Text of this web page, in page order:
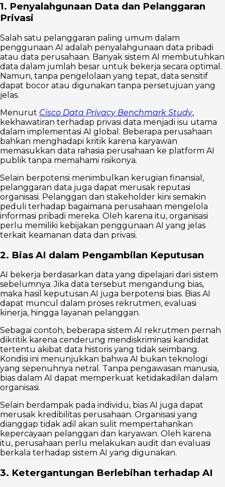
1. Penyalahgunaan Data dan Pelanggaran
Privasi
Salah satu pelanggaran paling umum dalam
penggunaan AI adalah penyalahgunaan data pribadi
atau data perusahaan. Banyak sistem AI membutuhkan
data dalam jumlah besar untuk bekerja secara optimal.
Namun, tanpa pengelolaan yang tepat, data sensitif
dapat bocor atau digunakan tanpa persetujuan yang
jelas.
Menurut Cisco Data Privacy Benchmark Study,
kekhawatiran terhadap privasi data menjadi isu utama
dalam implementasi AI global. Beberapa perusahaan
bahkan menghadapi kritik karena karyawan
memasukkan data rahasia perusahaan ke platform AI
publik tanpa memahami risikonya.
Selain berpotensi menimbulkan kerugian finansial,
pelanggaran data juga dapat merusak reputasi
organisasi. Pelanggan dan stakeholder kini semakin
peduli terhadap bagaimana perusahaan mengelola
informasi pribadi mereka. Oleh karena itu, organisasi
perlu memiliki kebijakan penggunaan AI yang jelas
terkait keamanan data dan privasi.
2. Bias AI dalam Pengambilan Keputusan
AI bekerja berdasarkan data yang dipelajari dari sistem
sebelumnya. Jika data tersebut mengandung bias,
maka hasil keputusan AI juga berpotensi bias. Bias AI
dapat muncul dalam proses rekrutmen, evaluasi
kinerja, hingga layanan pelanggan.
Sebagai contoh, beberapa sistem AI rekrutmen pernah
dikritik karena cenderung mendiskriminasi kandidat
tertentu akibat data historis yang tidak seimbang.
Kondisi ini menunjukkan bahwa AI bukan teknologi
yang sepenuhnya netral. Tanpa pengawasan manusia,
bias dalam AI dapat memperkuat ketidakadilan dalam
organisasi.
Selain berdampak pada individu, bias AI juga dapat
merusak kredibilitas perusahaan. Organisasi yang
dianggap tidak adil akan sulit mempertahankan
kepercayaan pelanggan dan karyawan. Oleh karena
itu, perusahaan perlu melakukan audit dan evaluasi
berkala terhadap sistem AI yang digunakan.
3. Ketergantungan Berlebihan terhadap AI